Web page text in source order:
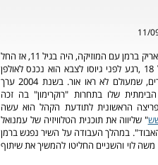
11/
המפגש הראשון של אריק ברמן עם המוזיקה, היה בגיל 11, אז החל
ללמוד פסנתר. בגיל 18 ,רגע לפני גיוסו לצבא הוא נכנס לאולפן
והקליט ארבעה שירים, שמעולם לא ראו אור. בשנת 2004 ערך
שלו בתחרות "רוקרימון" בה זכה
הראשונית לתודעת הקהל הוא עשה
" שליווה את תוכנית הטלוויזיה של עמנואל
האבוד". במהלך העבודה על השיר נפגש ברמן
משה לוי והשניים החליטו להמשיך את שיתוף